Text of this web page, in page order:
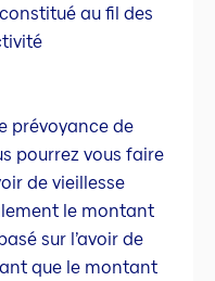
au fil des
prévoyance de
pourrez vous faire
de vieillesse
le montant
sur l’avoir de
que le montant